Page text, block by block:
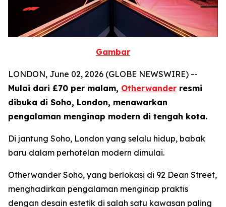
Gambar
LONDON, June 02, 2026 (GLOBE NEWSWIRE) --
Mulai dari £70 per malam, Otherwander resmi
dibuka di Soho, London, menawarkan
pengalaman menginap modern di tengah kota.
Di jantung Soho, London yang selalu hidup, babak
baru dalam perhotelan modern dimulai.
Otherwander Soho, yang berlokasi di 92 Dean Street,
menghadirkan pengalaman menginap praktis
dengan desain estetik di salah satu kawasan paling